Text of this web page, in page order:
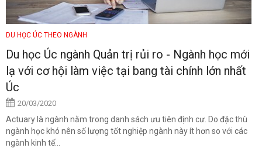
DU HỌC ÚC THEO NGÀNH
Du học Úc ngành Quản trị rủi ro - Ngành học mới
lạ với cơ hội làm việc tại bang tài chính lớn nhất
Úc
20/03/2020
Actuary là ngành nằm trong danh sách ưu tiên định cư. Do đặc thù
ngành học khó nên số lượng tốt nghiệp ngành này ít hơn so với các
ngành kinh tế...